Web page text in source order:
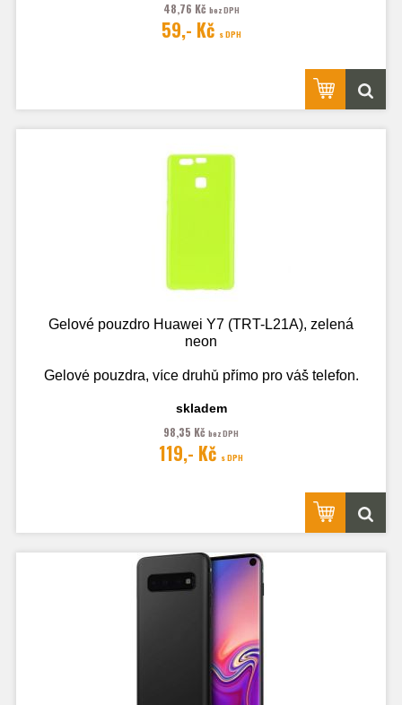
Fotografie je pouze ilustrační.
48,76 Kč bez DPH
59,- Kč s DPH
Gelové pouzdro Huawei Y7 (TRT-L21A), zelená
neon
Gelové pouzdra, více druhů přímo pro váš telefon.
Fotografie je pouze ilustrační.
skladem
98,35 Kč bez DPH
119,- Kč s DPH